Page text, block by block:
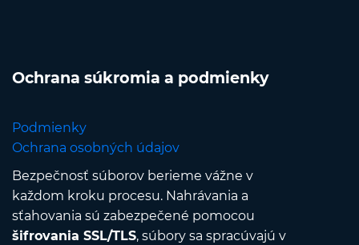
Ochrana súkromia a podmienky
Podmienky
Ochrana osobných údajov
Bezpečnosť súborov berieme vážne v
každom kroku procesu. Nahrávania a
sťahovania sú zabezpečené pomocou
šifrovania SSL/TLS, súbory sa spracúvajú v